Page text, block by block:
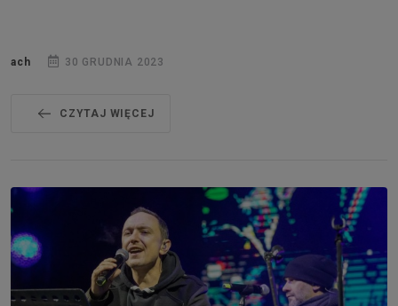
ach 30 GRUDNIA 2023
CZYTAJ WIĘCEJ